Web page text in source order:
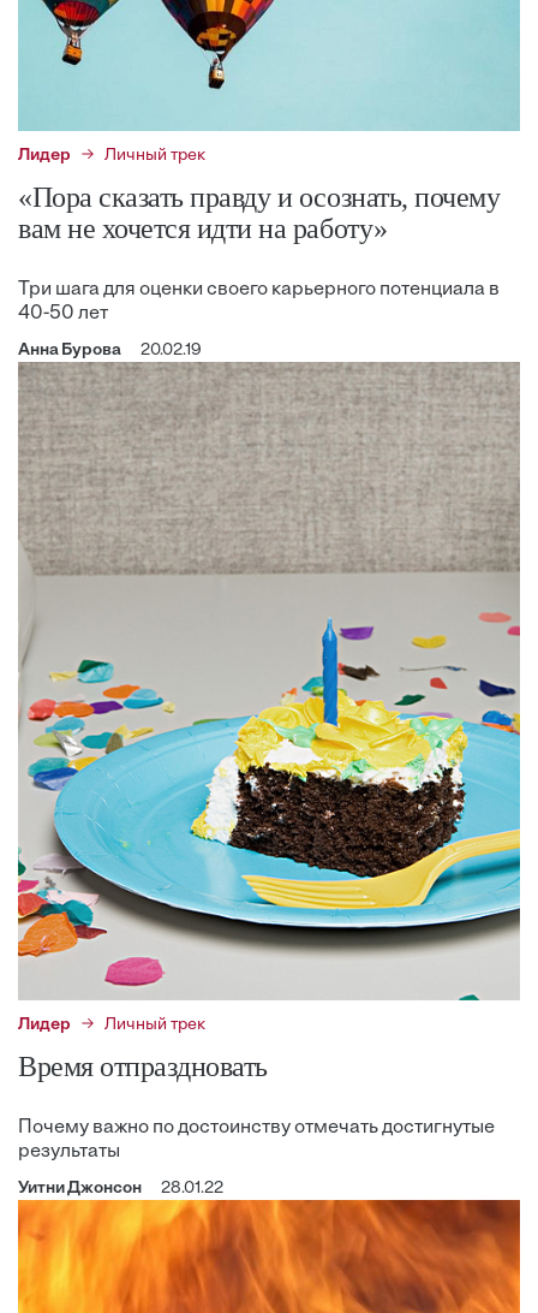
Лидер Личный трек
«Пора сказать правду и осознать, почему
вам не хочется идти на работу»
Три шага для оценки своего карьерного потенциала в
40-50 лет
Анна Бурова 20.02.19
Лидер Личный трек
Время отпраздновать
Почему важно по достоинству отмечать достигнутые
результаты
Уитни Джонсон 28.01.22